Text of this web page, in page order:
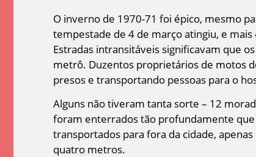
O inverno de 1970-71 foi épico, mesmo
tempestade de 4 de março atingiu, e
Estradas intransitáveis significavam que
metrô. Duzentos proprietários de motos
presos e transportando pessoas para o
Alguns não tiveram tanta sorte – 12
foram enterrados tão profundamente
transportados para fora da cidade,
quatro metros.